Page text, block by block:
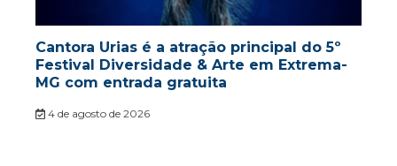
Cantora Urias é a atração principal do 5º
Festival Diversidade & Arte em Extrema-
MG com entrada gratuita
4 de agosto de 2026